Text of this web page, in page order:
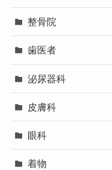
整骨院
歯医者
泌尿器科
皮膚科
眼科
着物